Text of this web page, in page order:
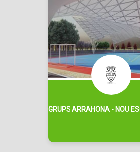
GRUPS ARRAHONA - NOU